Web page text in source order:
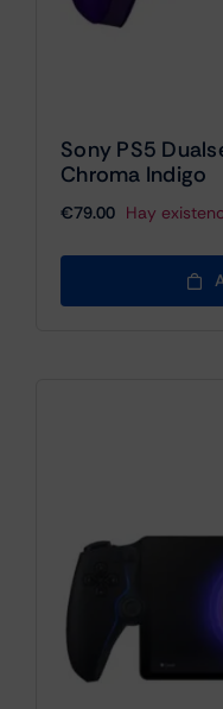
Sony PS5
Chroma Indigo
€79.00 Hay